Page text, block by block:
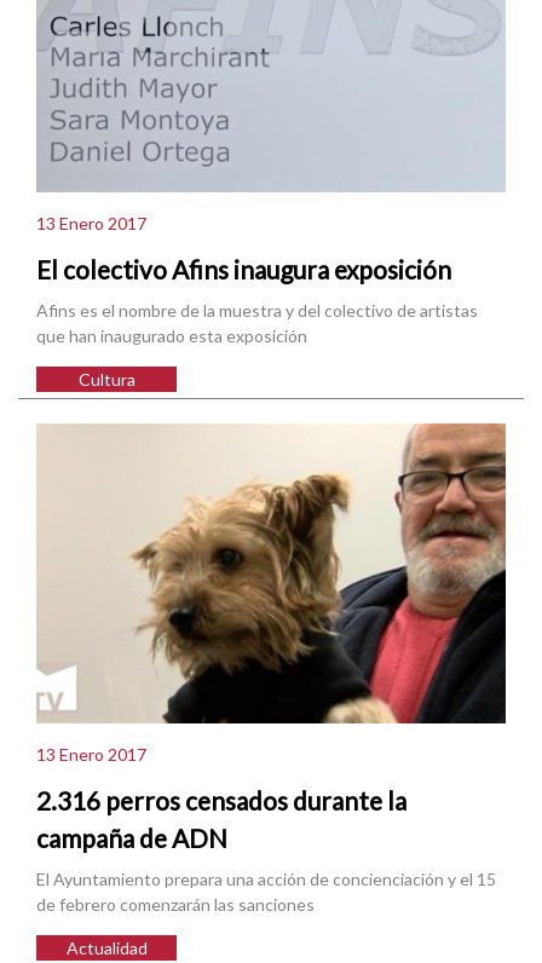
13 Enero 2017
El colectivo Afins inaugura exposición
Afins es el nombre de la muestra y del colectivo de artistas
que han inaugurado esta exposición
Cultura
13 Enero 2017
2.316 perros censados durante la
campaña de ADN
El Ayuntamiento prepara una acción de concienciación y el 15
de febrero comenzarán las sanciones
Actualidad